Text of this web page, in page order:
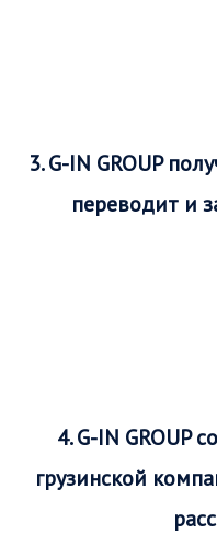
3. G-IN GROUP
переводит и
4. G-IN GROUP
грузинской